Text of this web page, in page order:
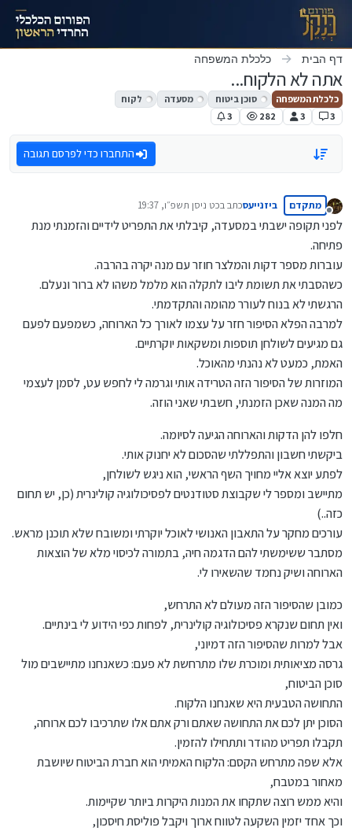
דילוג לתוכן
דף הבית כלכלת המשפחה
אתה לא הלקוח...
כלכלת המשפחה סוכן ביטוח מסעדה
לקוח
3
3
282
3
התחברו כדי לפרסם תגובה
מנותק
מתקדם ביזנייעסכתב בכט ניסן תשפ״ו, 19:37
נערך לאחרונה על ידי
לפני תקופה ישבתי במסעדה, קיבלתי את התפריט לידיים והזמנתי מנת
פתיחה.
עוברות מספר דקות והמלצר חוזר עם מנה יקרה בהרבה.
כשהסבתי את תשומת ליבו לתקלה הוא מלמל משהו לא ברור ונעלם.
הרגשתי לא בנוח לעורר מהומה והתקדמתי.
למרבה הפלא הסיפור חזר על עצמו לאורך כל הארוחה, כשמפעם לפעם
גם מגיעים לשולחן תוספות ומשקאות יוקרתיים.
האמת, כמעט לא נהנתי מהאוכל.
המוזרות של הסיפור הזה הטרידה אותי וגרמה לי לחפש עט, לסמן לעצמי
מה המנה שאכן הזמנתי, חשבתי שאני הוזה.
חלפו להן הדקות והארוחה הגיעה לסיומה.
ביקשתי חשבון והתפללתי שהסכום לא יחנוק אותי.
לפתע יוצא אליי מחויך השף הראשי, הוא ניגש לשולחן,
מתיישב ומספר לי שקבוצת סטודנטים לפסיכולוגיה קולינרית (כן, יש תחום
כזה..)
עורכים מחקר על התאבון האנושי לאוכל יוקרתי ומשובח שלא תוכנן מראש.
מסתבר ששימשתי להם הדגמה חיה, בתמורה לכיסוי מלא של הוצאות
הארוחה ושיק נחמד שהשאירו לי.
כמובן שהסיפור הזה מעולם לא התרחש,
ואין תחום שנקרא פסיכולוגיה קולינרית, לפחות כפי הידוע לי בינתיים.
אבל למרות שהסיפור הזה דמיוני,
גרסה מציאותית ומוכרת שלו מתרחשת לא פעם: כשאנחנו מתיישבים מול
סוכן הביטוח,
התחושה הטבעית היא שאנחנו הלקוח.
הסוכן יתן לכם את התחושה שאתם ורק אתם אלו שתרכיבו לכם ארוחה,
תקבלו תפריט מהודר ותתחילו להזמין.
אלא שפה מתרחש הקסם: הלקוח האמיתי הוא חברת הביטוח שיושבת
מאחור במטבח,
והיא ממש רוצה שתקחו את המנות היקרות ביותר שקיימות.
וכך אחד יזמין השקעה לטווח ארוך ויקבל פוליסת חיסכון,